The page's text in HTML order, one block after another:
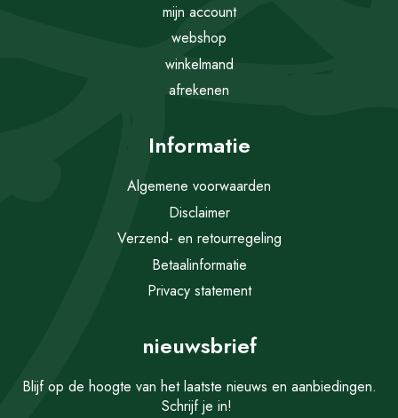
mijn account
webshop
winkelmand
afrekenen
Informatie
Algemene voorwaarden
Disclaimer
Verzend- en retourregeling
Betaalinformatie
Privacy statement
nieuwsbrief
Blijf op de hoogte van het laatste nieuws en aanbiedingen.
Schrijf je in!